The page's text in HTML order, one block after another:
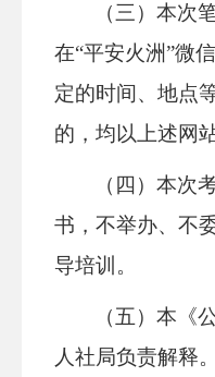
（三）本次
在“平安火洲”微
定的时间、地点
的，均以上述网
（四）本次
书，不举办、不
导培训。
（五）本《
人社局负责解释。